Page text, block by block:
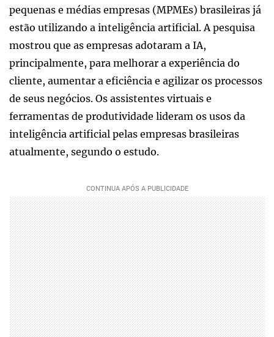
pequenas e médias empresas (MPMEs) brasileiras já
estão utilizando a inteligência artificial. A pesquisa
mostrou que as empresas adotaram a IA,
principalmente, para melhorar a experiência do
cliente, aumentar a eficiência e agilizar os processos
de seus negócios. Os assistentes virtuais e
ferramentas de produtividade lideram os usos da
inteligência artificial pelas empresas brasileiras
atualmente, segundo o estudo.